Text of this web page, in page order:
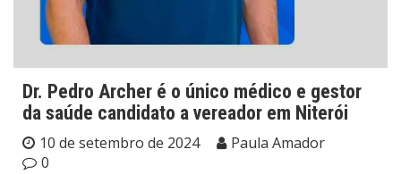
Dr. Pedro Archer é o único médico e gestor
da saúde candidato a vereador em Niterói
10 de setembro de 2024
Paula Amador
0